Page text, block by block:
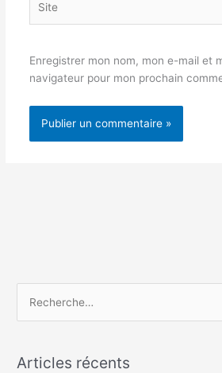
Enregistrer mon nom, mon e-mail et
navigateur pour mon prochain
h
Articles récents